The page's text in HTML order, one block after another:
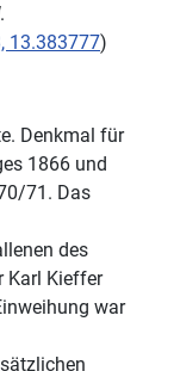
13.383777)
Denkmal für
1866 und
71. Das
des
Karl Kieffer
war